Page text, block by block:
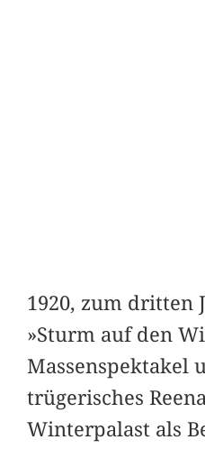
1920, zum dritten
»Sturm auf den
Massenspektakel
trügerisches
Winterpalast als